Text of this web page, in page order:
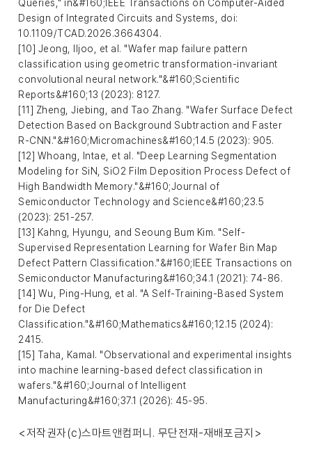
Queries," in&#160;IEEE Transactions on Computer-Aided
Design of Integrated Circuits and Systems, doi:
10.1109/TCAD.2026.3664304.
[10] Jeong, Iljoo, et al. "Wafer map failure pattern
classification using geometric transformation-invariant
convolutional neural network."&#160;Scientific
Reports&#160;13 (2023): 8127.
[11] Zheng, Jiebing, and Tao Zhang. "Wafer Surface Defect
Detection Based on Background Subtraction and Faster
R-CNN."&#160;Micromachines&#160;14.5 (2023): 905.
[12] Whoang, Intae, et al. "Deep Learning Segmentation
Modeling for SiN, SiO2 Film Deposition Process Defect of
High Bandwidth Memory."&#160;Journal of
Semiconductor Technology and Science&#160;23.5
(2023): 251-257.
[13] Kahng, Hyungu, and Seoung Bum Kim. "Self-
Supervised Representation Learning for Wafer Bin Map
Defect Pattern Classification."&#160;IEEE Transactions on
Semiconductor Manufacturing&#160;34.1 (2021): 74-86.
[14] Wu, Ping-Hung, et al. "A Self-Training-Based System
for Die Defect
Classification."&#160;Mathematics&#160;12.15 (2024):
2415.
[15] Taha, Kamal. "Observational and experimental insights
into machine learning-based defect classification in
wafers."&#160;Journal of Intelligent
Manufacturing&#160;37.1 (2026): 45-95.
<저작권자(c)스마트앤컴퍼니. 무단전재-재배포금지>